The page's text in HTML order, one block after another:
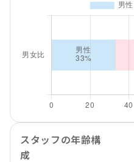
スタッフの年齢構
成